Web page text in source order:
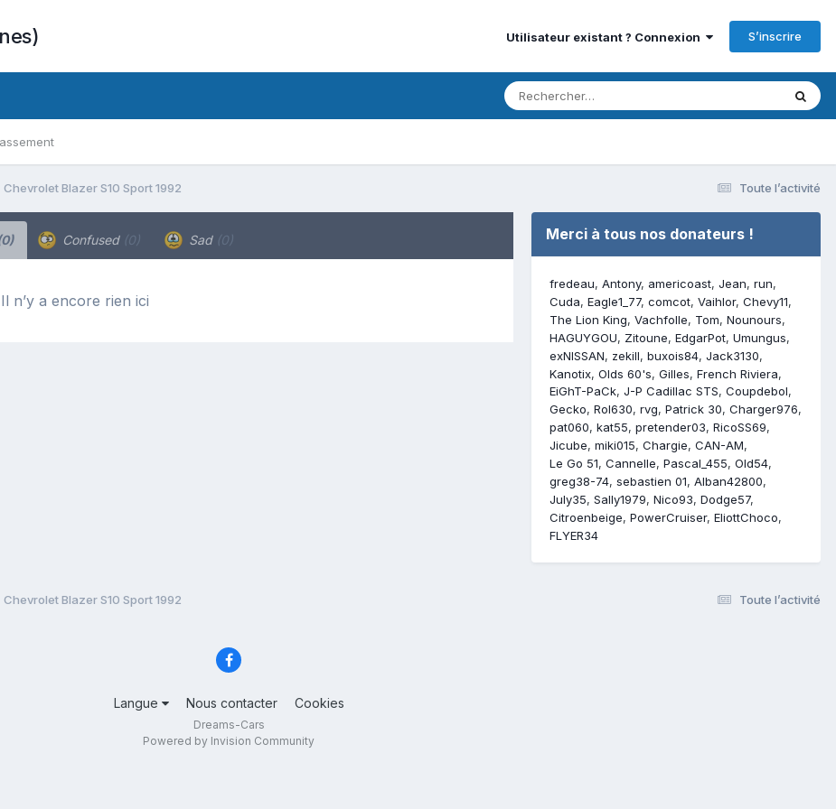
Utilisateur existant ? Connexion S’inscrire
Toute l’activité
Chevrolet Blazer S10 Sport 1992
Confused (0) Sad (0)
Il n’y a encore rien ici
Merci à tous nos donateurs !
fredeau Antony americoast Jean run
Cuda Eagle1_77 comcot Vaihlor Chevy11
The Lion King Vachfolle Tom Nounours
HAGUYGOU
Zitoune EdgarPot Umungus
exNISSAN
zekill buxois84 Jack3130
Kanotix Olds 60's Gilles French Riviera
EiGhT-PaCk J-P Cadillac STS Coupdebol
Gecko Rol630 rvg Patrick 30 Charger976
pat060 kat55 pretender03 RicoSS69
Jicube miki015 Chargie CAN-AM
Le Go 51 Cannelle Pascal_455 Old54
greg38-74 sebastien 01 Alban42800
July35 Sally1979 Nico93 Dodge57
Citroenbeige PowerCruiser EliottChoco
FLYER34
Toute l’activité
Chevrolet Blazer S10 Sport 1992
Langue Nous contacter Cookies
Dreams-Cars
Powered by Invision Community